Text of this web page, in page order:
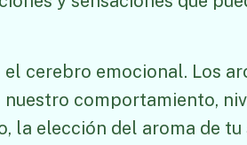
cerebro emocional. Los
comportamiento,
la elección del aroma de tu